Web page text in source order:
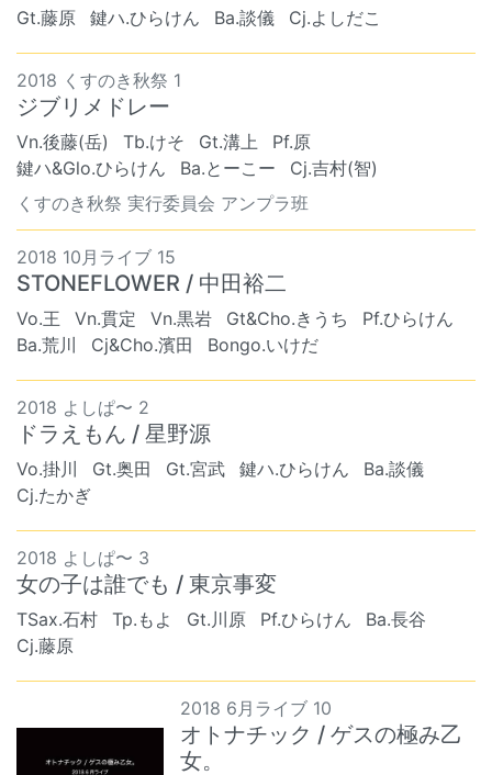
Gt.藤原 鍵ハ.ひらけん Ba.談儀 Cj.よしだこ
2018 くすのき秋祭 1
ジブリメドレー
Vn.後藤(岳) Tb.けそ Gt.溝上
Pf.原
鍵ハ&Glo.ひらけん
Ba.とーこー
Cj.吉村(智)
くすのき秋祭 実行委員会 アンプラ班
2018 10月ライブ 15
STONEFLOWER / 中田裕二
Vo.王 Vn.貫定 Vn.黒岩 Gt&Cho.きうち
Pf.ひらけん
Ba.荒川
Cj&Cho.濱田 Bongo.いけだ
2018 よしぱ〜 2
ドラえもん / 星野源
Vo.掛川 Gt.奥田 Gt.宮武 鍵ハ.ひらけん
Ba.談儀
Cj.たかぎ
2018 よしぱ〜 3
女の子は誰でも / 東京事変
TSax.石村 Tp.もよ Gt.川原 Pf.ひらけん
Ba.長谷
Cj.藤原
2018 6月ライブ 10
オトナチック / ゲスの極み乙
女。